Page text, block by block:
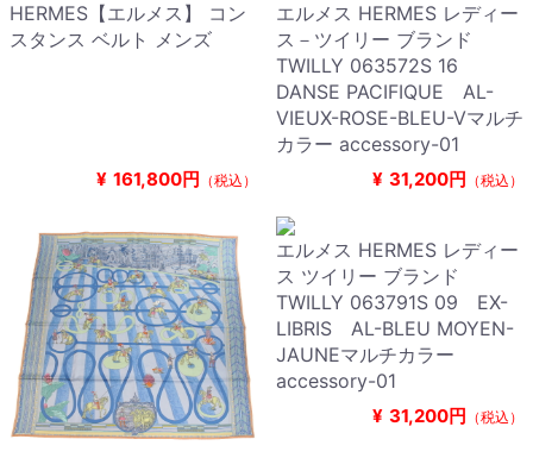
HERMES【エルメス】 コン
スタンス ベルト メンズ
¥ 161,800円 （税込）
エルメス HERMES レディー
ス－ツイリー ブランド
TWILLY 063572S 16
DANSE PACIFIQUE AL-
VIEUX-ROSE-BLEU-Vマルチ
カラー accessory-01
¥ 31,200円 （税込）
エルメス HERMES レディー
ス ツイリー ブランド
TWILLY 063791S 09 EX-
LIBRIS AL-BLEU MOYEN-
JAUNEマルチカラー
accessory-01
¥ 31,200円 （税込）